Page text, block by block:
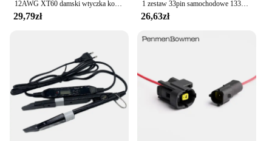
12AWG XT60 damski wtyczka konwersji przewód połączeniowy 300CM przewód silikonowy złącze baterii dla bateria Lipo drona drona
29,79zł
1 zestaw 33pin samochodowe 1332800FB 1332800MB wodoodporne męskie gniazdo wtykowe żeńskie DJ7331-1.5-3.5-11/21 z zaciskami Pisay
26,63zł